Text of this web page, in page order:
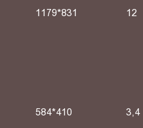
1179*831 12
584*410 3,4